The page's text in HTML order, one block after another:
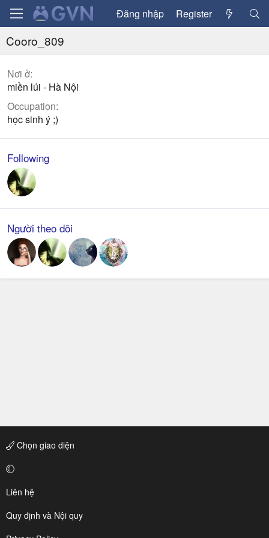
Đăng nhập Register
Cooro_809
Nơi ở
miền lúi - Hà Nội
Occupation
học sinh ý ;)
Following
Người theo dõi
Chọn giao diện
Liên hệ
Quy định và Nội quy